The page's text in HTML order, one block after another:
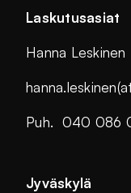
Laskutusasiat
Hanna Leskinen
Puh. 040 086
Jyväskylä